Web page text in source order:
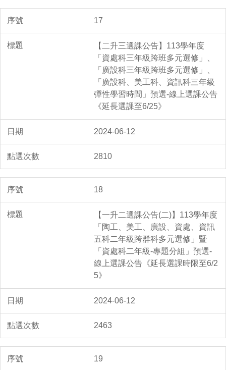
17
【二升三選課公告】113學年度
「資處科三年級跨班多元選修」、
「廣設科三年級跨班多元選修」、
「廣設科、美工科、資訊科三年級
彈性學習時間」預選-線上選課公告
《延長選課至6/25》
2024-06-12
2810
18
【一升二選課公告(二)】113學年度
「陶工、美工、廣設、資處、資訊
五科二年級跨群科多元選修」暨
「資處科二年級-專題分組」預選-
線上選課公告《延長選課時限至6/2
5》
2024-06-12
2463
19